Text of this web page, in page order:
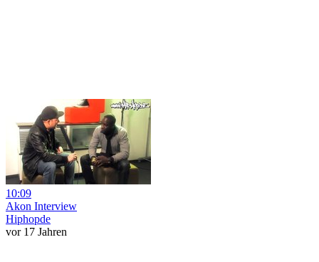
10:09
Akon Interview
Hiphopde
vor 17 Jahren